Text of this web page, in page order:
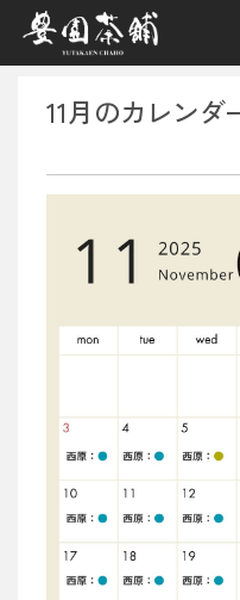
メインナビ
11月のカレンダ